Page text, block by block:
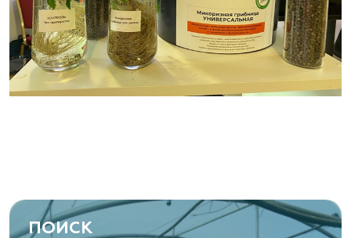
ПОИСК